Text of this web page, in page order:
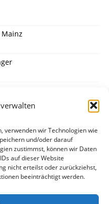
verwenden wir Technologien wie
und/oder darauf
zustimmst, können wir Daten
auf dieser Website
nicht erteilst oder zurückziehst,
beeinträchtigt werden.